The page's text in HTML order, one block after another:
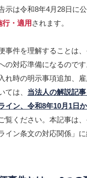
示は令和8年4月28日に公
行・適用 されます。
事件を理解することは
の対応準備になるので
れ時の明示事項追加、
ては、 当法人の解説記
イン、令和8年10月1日
覧ください。本記事は
イン条文の対応関係」